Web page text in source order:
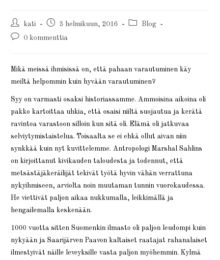
kati 3 helmikuun, 2016
Blog
0 kommenttia
Mikä meissä ihmisissä on, että pahaan varautuminen käy
meiltä helpommin kuin hyvään varautuminen?
Syy on varmasti osaksi historiassamme. Ammoisina aikoina oli
pakko kartoittaa uhkia, että osaisi niiltä suojautua ja kerätä
ravintoa varastoon silloin kun sitä oli. Elämä oli jatkuvaa
selviytymistaistelua. Toisaalta se ei ehkä ollut aivan niin
synkkää kuin nyt kuvittelemme. Antropologi Marshal Sahlins
on kirjoittanut kivikauden taloudesta ja todennut, että
metsästäjäkeräilijät tekivät työtä hyvin vähän verrattuna
nykyihmiseen, arviolta noin muutaman tunnin vuorokaudessa.
He viettivät paljon aikaa nukkumalla, leikkimällä ja
hengailemalla keskenään.
1000 vuotta sitten Suomenkin ilmasto oli paljon leudompi kuin
nykyään ja Saarijärven Paavon kaltaiset raatajat rahanalaiset
ilmestyivät näille leveyksille vasta paljon myöhemmin. Kylmä